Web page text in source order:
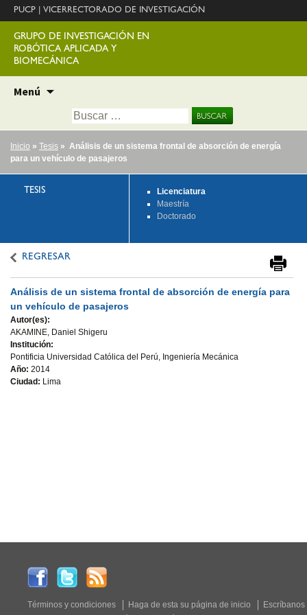
PUCP VICERRECTORADO DE INVESTIGACIÓN
GRUPO DE INVESTIGACIÓN EN
ROBÓTICA APLICADA Y
BIOMECÁNICA
Menú
contenido
Buscar:
Inicio » Tesis » Análisis de un sistema frontal de absorción de energía
para un vehículo de pasajeros
TESIS
Licenciatura
Maestría
Doctorado
REGRESAR
Análisis de un sistema frontal de absorción de energía para
un vehículo de pasajeros
Autor(es):
AKAMINE, Daniel Shigeru
Institución:
Pontificia Universidad Católica del Perú, Ingeniería Mecánica
Año: 2014
Ciudad: Lima
Términos y condiciones Haga de esta su página de inicio
Escríbanos